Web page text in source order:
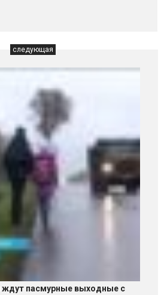
следующая
ждут пасмурные выходные с